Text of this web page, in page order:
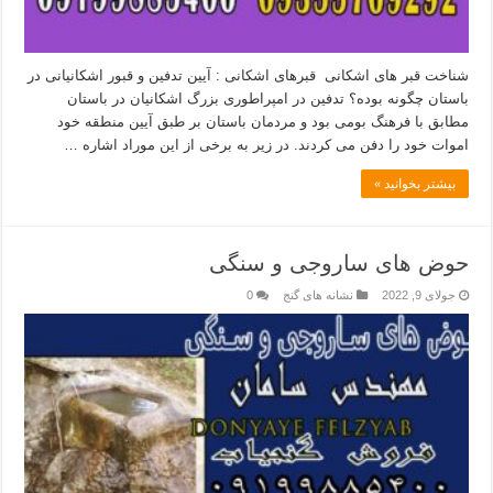
شناخت قبر های اشکانی قبرهای اشکانی : آیین تدفین و قبور اشکانیانی در
باستان چگونه بوده؟ تدفین در امپراطوری بزرگ اشکانیان در باستان
مطابق با فرهنگ بومی بود و مردمان باستان بر طبق آیین منطقه خود
اموات خود را دفن می کردند. در زیر به برخی از این موراد اشاره …
بیشتر بخوانید »
حوض های ساروجی و سنگی
جولای 9, 2022 نشانه های گنج 0